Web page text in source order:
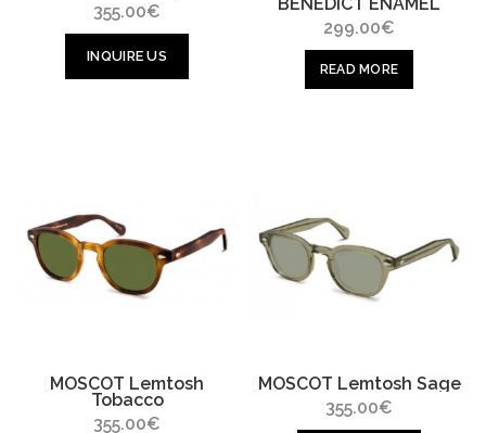
355.00€
INQUIRE US
299.00€
READ MORE
MOSCOT Lemtosh
Tobacco
355.00€
MOSCOT Lemtosh Sage
355.00€